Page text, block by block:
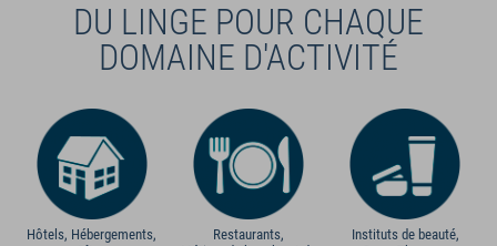
DU LINGE POUR CHAQUE
DOMAINE D'ACTIVITÉ
Hôtels, Hébergements,
Restaurants,
Instituts de beauté,